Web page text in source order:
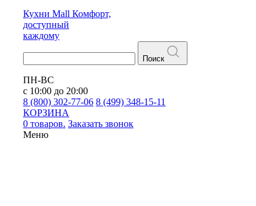
Кухни Mall Комфорт,
доступный
каждому
Поиск
ПН-ВС
с 10:00 до 20:00
8 (800) 302-77-06 8 (499) 348-15-11
КОРЗИНА
0 товаров. Заказать звонок
Меню